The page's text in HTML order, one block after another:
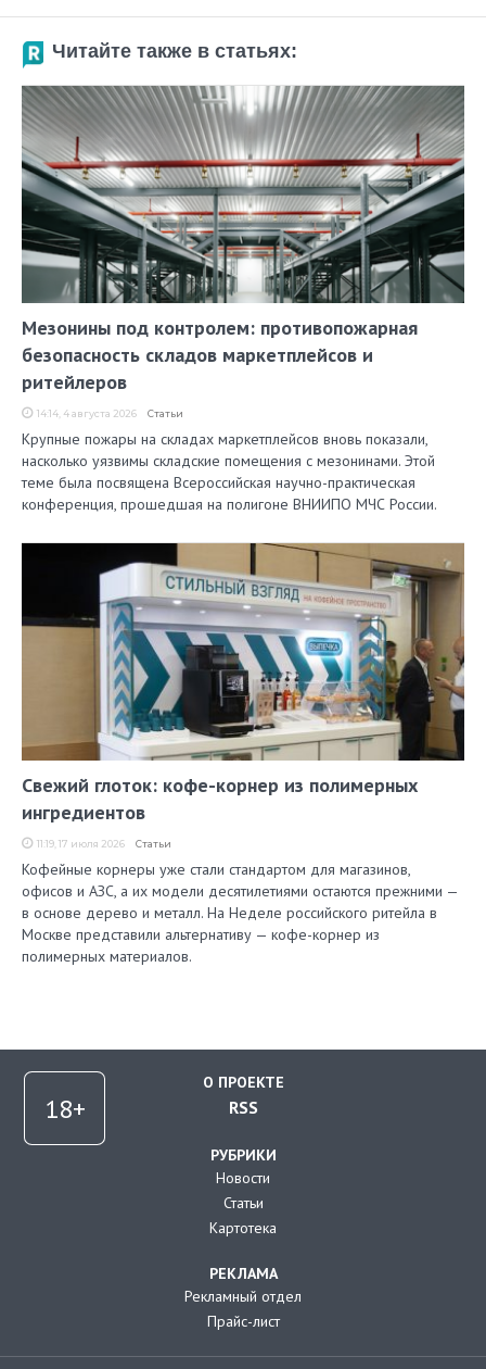
Читайте также в статьях:
Мезонины под контролем: противопожарная
безопасность складов маркетплейсов и
ритейлеров
14:14, 4 августа 2026 Статьи
Крупные пожары на складах маркетплейсов вновь показали,
насколько уязвимы складские помещения с мезонинами. Этой
теме была посвящена Всероссийская научно-практическая
конференция, прошедшая на полигоне ВНИИПО МЧС России.
Свежий глоток: кофе-корнер из полимерных
ингредиентов
11:19, 17 июля 2026 Статьи
Кофейные корнеры уже стали стандартом для магазинов,
офисов и АЗС, а их модели десятилетиями остаются прежними —
в основе дерево и металл. На Неделе российского ритейла в
Москве представили альтернативу — кофе-корнер из
полимерных материалов.
О ПРОЕКТЕ
RSS
РУБРИКИ
Новости
Статьи
Картотека
РЕКЛАМА
Рекламный отдел
Прайс-лист